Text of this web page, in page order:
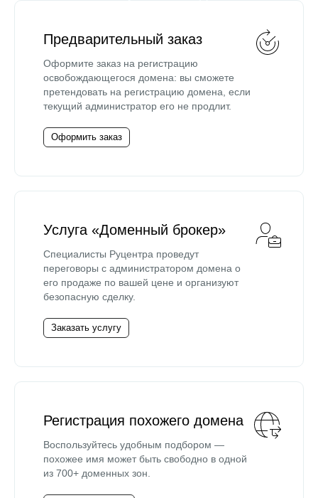
Предварительный заказ
Оформите заказ на регистрацию
освобождающегося домена: вы сможете
претендовать на регистрацию домена, если
текущий администратор его не продлит.
Оформить заказ
Услуга «Доменный брокер»
Специалисты Руцентра проведут
переговоры с администратором домена о
его продаже по вашей цене и организуют
безопасную сделку.
Заказать услугу
Регистрация похожего домена
Воспользуйтесь удобным подбором —
похожее имя может быть свободно в одной
из 700+ доменных зон.